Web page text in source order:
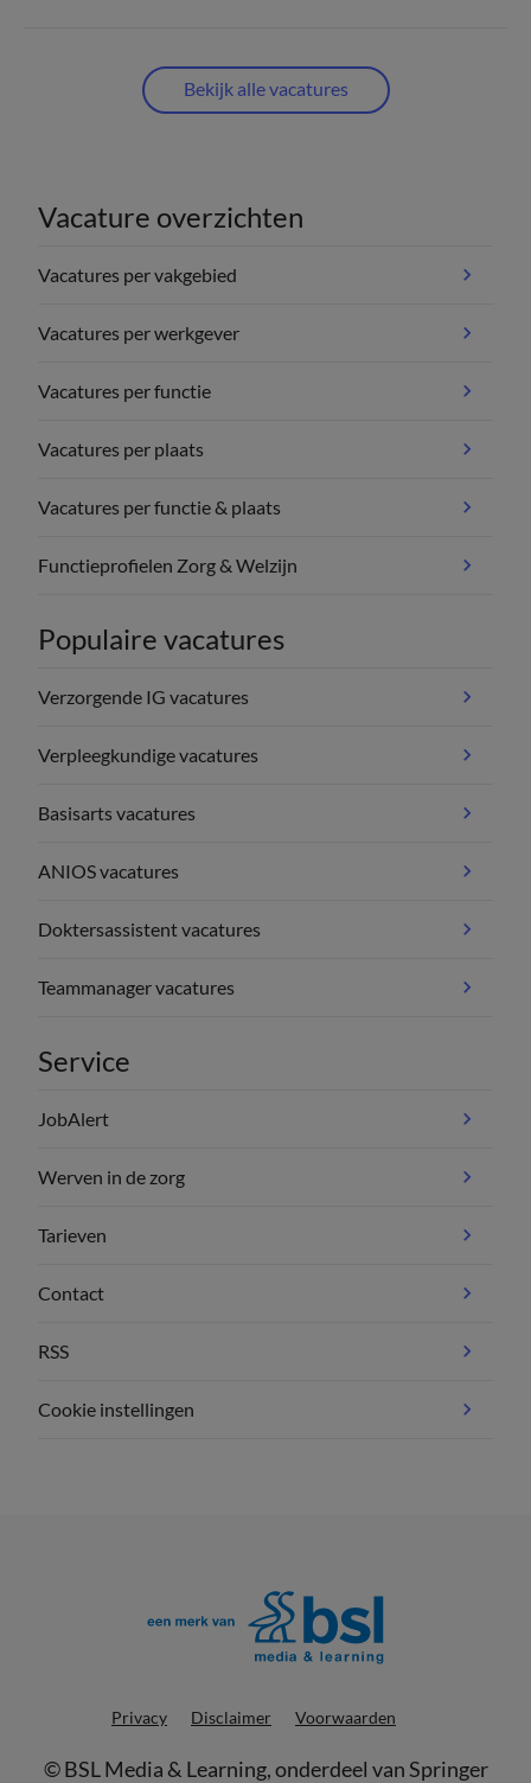
Bekijk alle vacatures
Vacature overzichten
Vacatures per vakgebied
Vacatures per werkgever
Vacatures per functie
Vacatures per plaats
Vacatures per functie & plaats
Functieprofielen Zorg & Welzijn
Populaire vacatures
Verzorgende IG vacatures
Verpleegkundige vacatures
Basisarts vacatures
ANIOS vacatures
Doktersassistent vacatures
Teammanager vacatures
Service
JobAlert
Werven in de zorg
Tarieven
Contact
RSS
Cookie instellingen
Privacy Disclaimer Voorwaarden
©BSL Media & Learning, onderdeel vanSpringer